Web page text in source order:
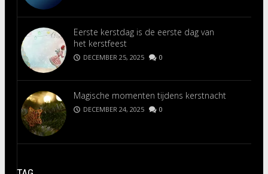
Eerste kerstdag is de eerste dag van
het kerstfeest
DECEMBER 25, 2025 0
Magische momenten tijdens kerstnacht
DECEMBER 24, 2025 0